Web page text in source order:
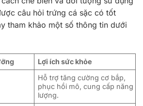
câu hỏi trứng cá sặc có tốt
tham khảo một số thông tin dưới
Lợi ích sức khỏe
Hỗ trợ tăng cường cơ bắp,
phục hồi mô, cung cấp năng
lượng.